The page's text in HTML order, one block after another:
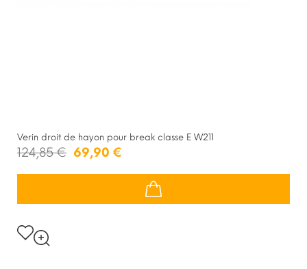
Verin droit de hayon pour break classe E W211
124,85 € 69,90 €